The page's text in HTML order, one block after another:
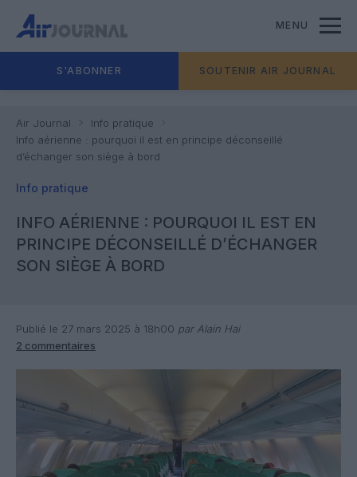
MENU
S'ABONNER SOUTENIR AIR JOURNAL
Air Journal
Info pratique
Info aérienne : pourquoi il est en principe déconseillé
d’échanger son siège à bord
Info pratique
INFO AÉRIENNE : POURQUOI IL EST EN
PRINCIPE DÉCONSEILLÉ D’ÉCHANGER
SON SIÈGE À BORD
Publié le 27 mars 2025 à 18h00 par Alain Hai
2 commentaires